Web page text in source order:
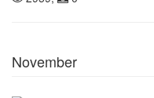
November